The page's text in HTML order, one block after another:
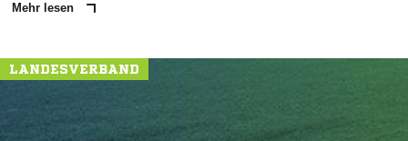
Mehr lesen
LANDESVERBAND